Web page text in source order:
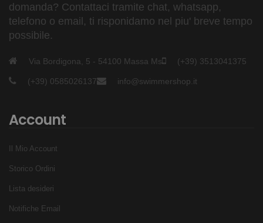
domanda? Contattaci tramite chat, whatsapp,
telefono o email, ti risponidamo nel piu' breve tempo
possibile.
Via Bordigona, 5 - 54100 Massa Ms (+39) 3513041375
(+39) 0585026137 info@swimmershop.it
Account
Il Mio Account
Storico Ordini
Lista desideri
Notifiche Email